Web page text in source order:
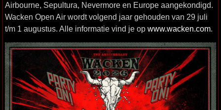
Airbourne, Sepultura, Nevermore en Europe aangekondigd.
Wacken Open Air wordt volgend jaar gehouden van 29 juli
t/m 1 augustus. Alle informatie vind je op www.wacken.com.